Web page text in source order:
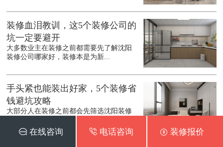
装修血泪教训，这5个装修公司的
坑一定要避开
大多数业主在装修之前都需要先了解沈阳
装修公司哪家好，装修本是为新...
手头紧也能装出好家，5个装修省
钱避坑攻略
大部分人在装修之前都会先筛选沈阳装修
 在线咨询  电话咨询  装修报价